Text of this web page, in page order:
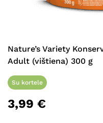
Nature’s Variety
Adult (vištiena) 300 g
Su kortele
3,99 €